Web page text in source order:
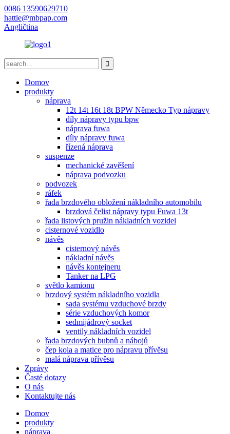
0086 13590629710
hattie@mbpap.com
Angličtina
Domov
produkty
náprava
12t 14t 16t 18t BPW Německo Typ nápravy
díly nápravy typu bpw
náprava fuwa
díly nápravy fuwa
řízená náprava
suspenze
mechanické zavěšení
náprava podvozku
podvozek
ráfek
řada brzdového obložení nákladního automobilu
brzdová čelist nápravy typu Fuwa 13t
řada listových pružin nákladních vozidel
cisternové vozidlo
návěs
cisternový návěs
nákladní návěs
návěs kontejneru
Tanker na LPG
světlo kamionu
brzdový systém nákladního vozidla
sada systému vzduchové brzdy
série vzduchových komor
sedmijádrový socket
ventily nákladních vozidel
řada brzdových bubnů a nábojů
čep kola a matice pro nápravu přívěsu
malá náprava přívěsu
Zprávy
Časté dotazy
O nás
Kontaktujte nás
Domov
produkty
náprava